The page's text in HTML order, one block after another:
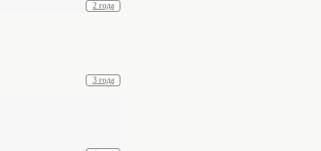
2 года
3 года